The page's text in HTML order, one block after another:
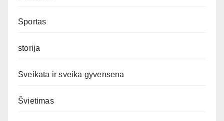
Sportas
storija
Sveikata ir sveika gyvensena
Švietimas